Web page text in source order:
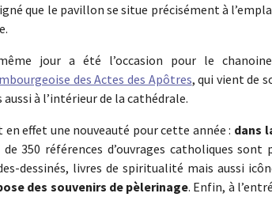
que le pavillon se situe précisément à
jour a été l’occasion pour le
des Actes des Apôtres, qui vient de
aussi à l’intérieur de la cathédrale.
en effet une nouveauté pour cette année : dans
de 350 références d’ouvrages catholiques
dessinés, livres de spiritualité mais aussi
des souvenirs de pèlerinage. Enfin, à